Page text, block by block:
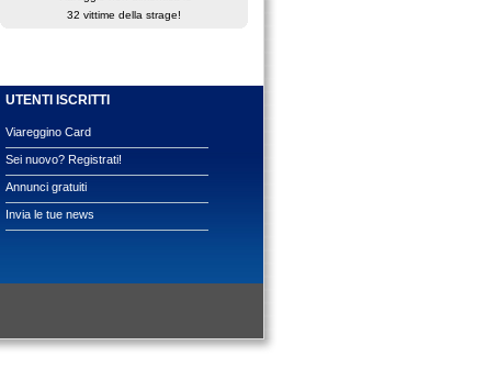
32 vittime della strage!
UTENTI ISCRITTI
Viareggino Card
Sei nuovo? Registrati!
Annunci gratuiti
Invia le tue news